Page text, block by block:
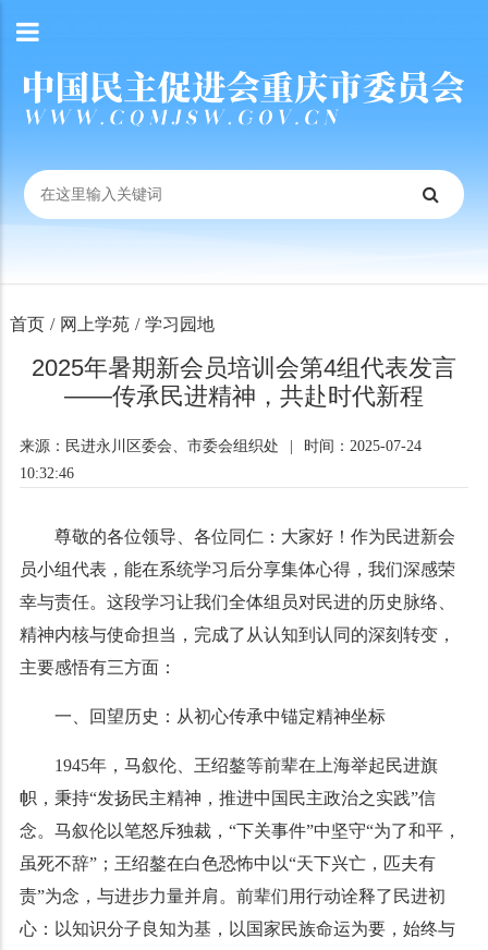
首页 / 网上学苑 / 学习园地
2025年暑期新会员培训会第4组代表发言
——传承民进精神，共赴时代新程
来源：民进永川区委会、市委会组织处
时间：2025-07-24
10:32:46
尊敬的各位领导、各位同仁： 大家好！ 作为民进新会
员小组代表，能在系统学习后分享集体心得，我们深感荣
幸与责任。这段学习让我们全体组员对民进的历史脉络、
精神内核与使命担当，完成了从认知到认同的深刻转变，
主要感悟有三方面：
一、回望历史：从初心传承中锚定精神坐标
1945年，马叙伦、王绍鏊等前辈在上海举起民进旗
帜，秉持“发扬民主精神，推进中国民主政治之实践”信
念。马叙伦以笔怒斥独裁，“下关事件”中坚守“为了和平，
虽死不辞”；王绍鏊在白色恐怖中以“天下兴亡，匹夫有
责”为念，与进步力量并肩。前辈们用行动诠释了民进初
心：以知识分子良知为基，以国家民族命运为要，始终与